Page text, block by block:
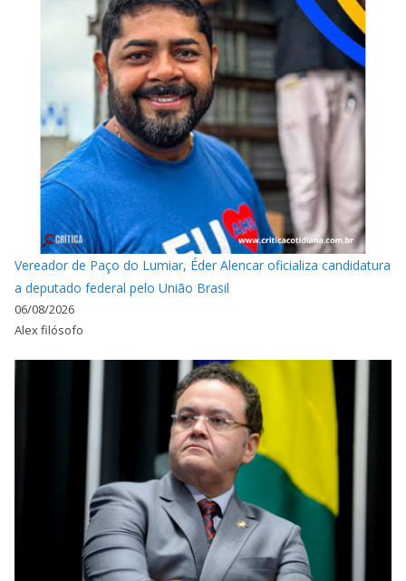
Vereador de Paço do Lumiar, Éder Alencar oficializa candidatura
a deputado federal pelo União Brasil
06/08/2026
Alex filósofo